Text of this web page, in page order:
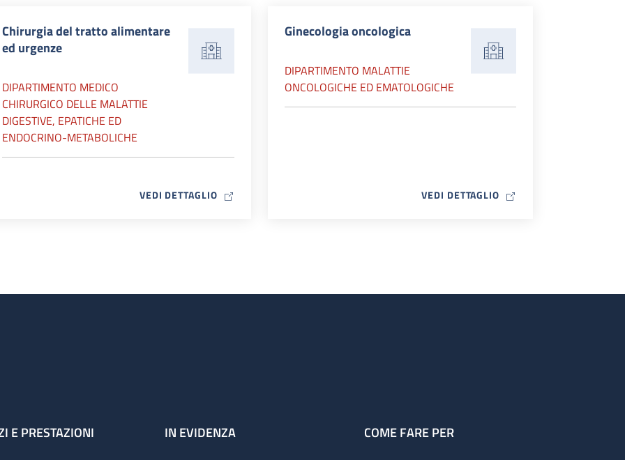
Chirurgia del tratto alimentare
ed urgenze
DIPARTIMENTO MEDICO
CHIRURGICO DELLE MALATTIE
DIGESTIVE, EPATICHE ED
ENDOCRINO-METABOLICHE
VEDI DETTAGLIOMAP ICON
Ginecologia oncologica
DIPARTIMENTO MALATTIE
ONCOLOGICHE ED EMATOLOGICHE
VEDI DETTAGLIO MAP ICON
E PRESTAZIONI IN EVIDENZA
COME FARE PER